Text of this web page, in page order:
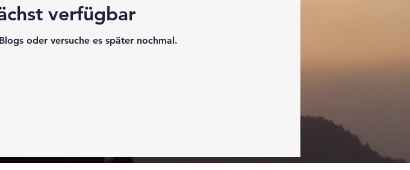
verfügbar
oder versuche es später nochmal.